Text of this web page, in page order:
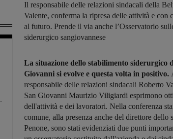
Il responsabile delle relazioni sindacali della
Valente, conferma la ripresa delle attività e con
al futuro. Prende il via anche l’Osservatorio
siderurgico sangiovannese
La situazione dello stabilimento siderurgico
Giovanni si evolve e questa volta in positivo.
responsabile delle relazioni sindacali Roberto
San Giovanni Maurizio Viligiardi esprimono
dell'attività e dei lavoratori. Nella conferenza
comune, alla presenza anche del direttore
Penone, sono stati evidenziati due punti